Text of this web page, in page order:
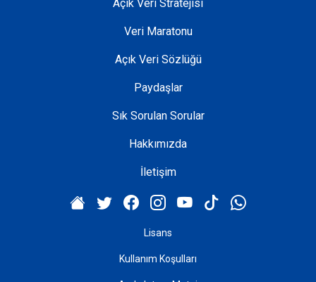
Açık Veri Stratejisi
Veri Maratonu
Açık Veri Sözlüğü
Paydaşlar
Sık Sorulan Sorular
Hakkımızda
İletişim
Lisans
Kullanım Koşulları